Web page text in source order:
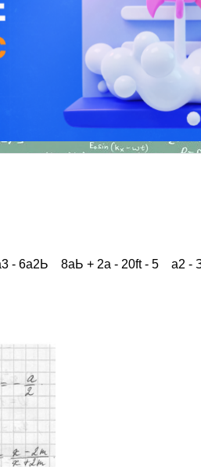
- 6а2Ь 8аЬ + 2а - 20ft - 5 а2 -